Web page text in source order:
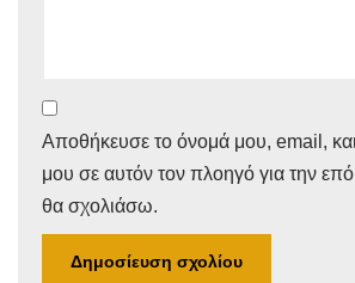
Αποθήκευσε το όνομά μου, email,
μου σε αυτόν τον πλοηγό για την
θα σχολιάσω.